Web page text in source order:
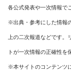
各公式発表や一次情報で
※出典・参考にした情報
上の二次報道などです
トが一次情報の正確性を
※本サイトのコンテンツ